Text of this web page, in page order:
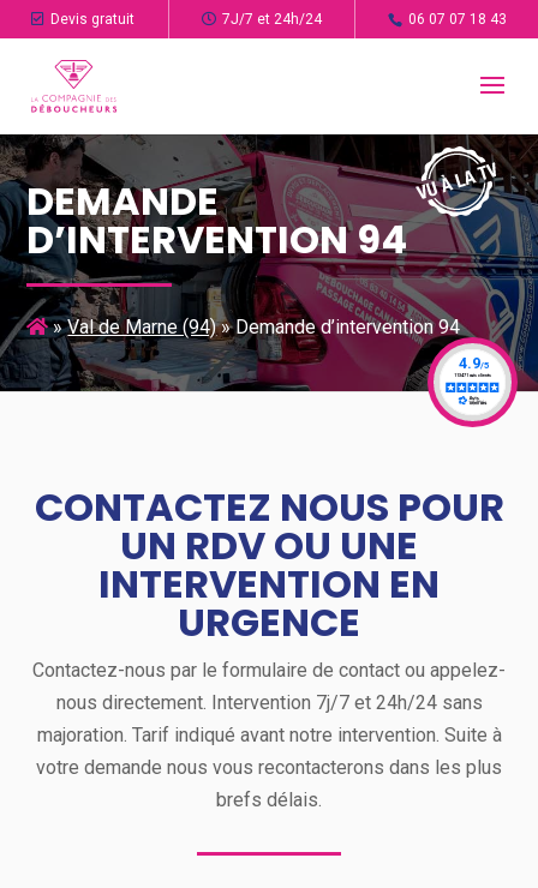
Devis gratuit 7J/7 et 24h/24 06 07 07 18 43
DEMANDE
D’INTERVENTION 94
»Val de Marne (94)»Demande d’intervention 94
CONTACTEZ NOUS POUR
UN RDV OU UNE
INTERVENTION EN
URGENCE
Contactez-nous par le formulaire de contact ou appelez-
nous directement. Intervention 7j/7 et 24h/24 sans
majoration. Tarif indiqué avant notre intervention. Suite à
votre demande nous vous recontacterons dans les plus
brefs délais.